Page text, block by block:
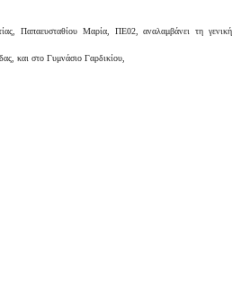
Παπαευσταθίου Μαρία, ΠΕ02, αναλαμβάνει τη γενική
και στο Γυμνάσιο Γαρδικίου,